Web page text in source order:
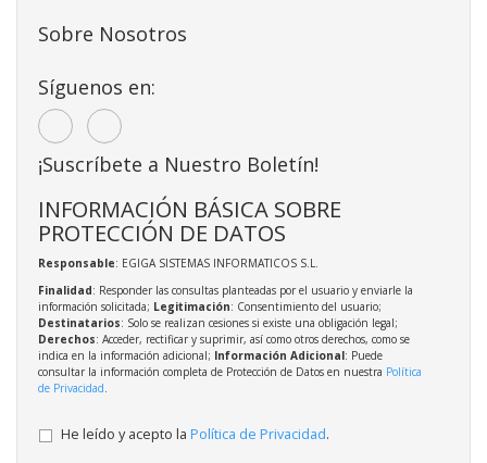
Sobre Nosotros
Síguenos en:
¡Suscríbete a Nuestro Boletín!
INFORMACIÓN BÁSICA SOBRE
PROTECCIÓN DE DATOS
Responsable: EGIGA SISTEMAS INFORMATICOS S.L.
Finalidad: Responder las consultas planteadas por el usuario y enviarle la
información solicitada; Legitimación: Consentimiento del usuario;
Destinatarios: Solo se realizan cesiones si existe una obligación legal;
Derechos: Acceder, rectificar y suprimir, así como otros derechos, como se
indica en la información adicional; Información Adicional: Puede
consultar la información completa de Protección de Datos en nuestra Política
de Privacidad.
He leído y acepto la Política de Privacidad.